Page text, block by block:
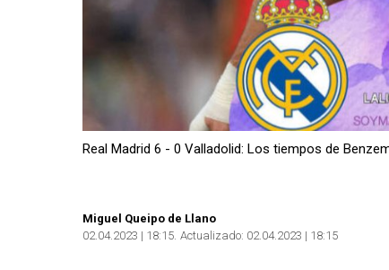
Real Madrid 6 - 0 Valladolid: Los tiempos de
Miguel Queipo de Llano
02.04.2023 | 18:15 Actualizado: 02.04.2023 | 18:15